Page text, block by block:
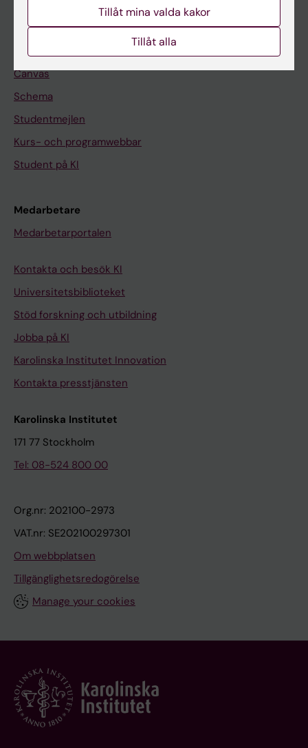
Student
Ladok
Canvas
Schema
Studentmejlen
Kurs- och programwebbar
Student på KI
Medarbetare
Medarbetarportalen
Kontakta och besök KI
Universitetsbiblioteket
Stöd forskning och utbildning
Jobba på KI
Karolinska Institutet Innovation
Kontakta presstjänsten
Karolinska Institutet
171 77 Stockholm
Tel: 08-524 800 00
Org.nr: 202100-2973
VAT.nr: SE202100297301
Om webbplatsen
Tillgänglighetsredogörelse
Manage your cookies
Tillåt mina valda kakor
Tillåt alla